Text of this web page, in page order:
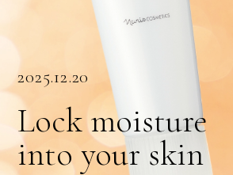
2025.12.20
Lock moisture
into your skin